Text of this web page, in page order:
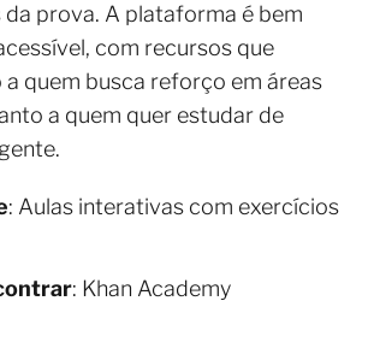
prova. A plataforma é bem
com recursos que
quem busca reforço em áreas
a quem quer estudar de
: Aulas interativas com exercícios
: Khan Academy